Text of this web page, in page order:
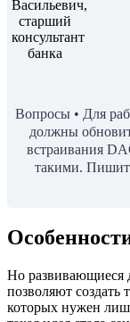
Вопросы • Для
должны
встраивания
такими.
Но развивающиеся
позволяют создать
которых нужен